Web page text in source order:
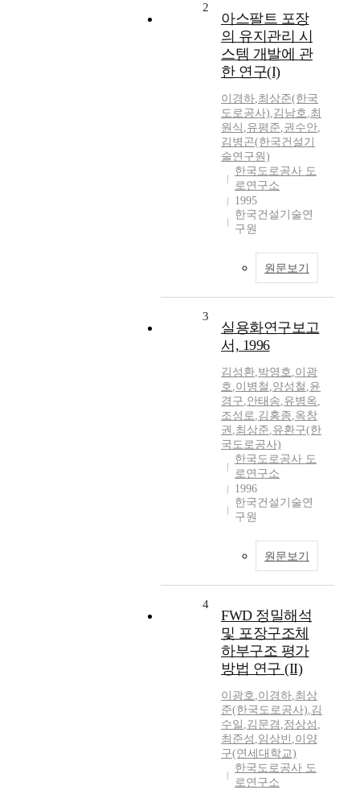
2
아스팔트 포장
의 유지관리 시
스템 개발에 관
한 연구(I)
이경하,최상준(한국
도로공사),김남호,최
원식 ,유평준,권수안,
김병곤(한국건설기
술연구원)
한국도로공사 도
로연구소
1995
한국건설기술연
구원
원문보기
3
실용화연구보고
서, 1996
김성환,박영호,이광
호,이병철 ,양성철 ,윤
경구,안태송,유병옥,
조성로,김홍종,옥창
권 ,최상준,유환구(한
국도로공사)
한국도로공사 도
로연구소
1996
한국건설기술연
구원
원문보기
4
FWD 정밀해석
및 포장구조체
하부구조 평가
방법 연구 (II)
이광호,이경하,최상
준(한국도로공사),김
수일 ,김문겸 ,정상섬 ,
최준성 ,임상빈 ,이양
구(연세대학교)
한국도로공사 도
로연구소